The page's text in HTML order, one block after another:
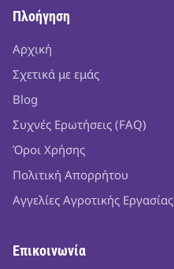
Πλοήγηση
Αρχική
Σχετικά με εμάς
Blog
Συχνές Ερωτήσεις (FAQ)
Όροι Χρήσης
Πολιτική Απορρήτου
Αγγελίες Αγροτικής Εργασίας
Επικοινωνία